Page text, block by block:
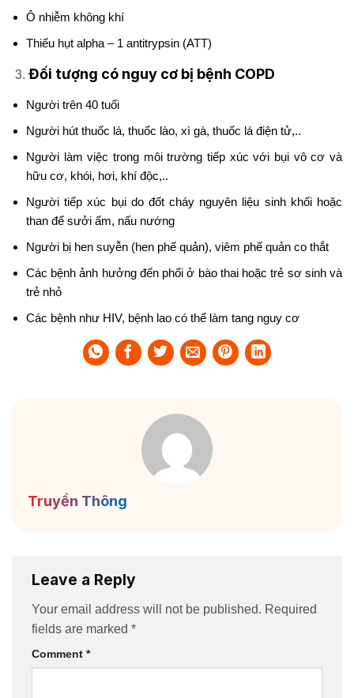
Ô nhiễm không khí
Thiếu hụt alpha – 1 antitrypsin (ATT)
Đối tượng có nguy cơ bị bệnh COPD
Người trên 40 tuổi
Người hút thuốc lá, thuốc lào, xì gà, thuốc lá điện tử,..
Người làm việc trong môi trường tiếp xúc với bụi vô cơ và
hữu cơ, khói, hơi, khí độc,..
Người tiếp xúc bụi do đốt cháy nguyên liệu sinh khối hoặc
than để sưởi ấm, nấu nướng
Người bị hen suyễn (hen phế quản), viêm phế quản co thắt
Các bệnh ảnh hưởng đến phổi ở bào thai hoặc trẻ sơ sinh và
trẻ nhỏ
Các bệnh như HIV, bệnh lao có thể làm tang nguy cơ
Truyền Thông
Leave a Reply
Your email address will not be published. Required
fields are marked *
Comment *